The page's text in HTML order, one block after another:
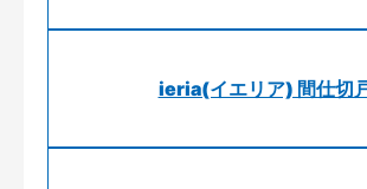
ieria(イエリア) 間仕切